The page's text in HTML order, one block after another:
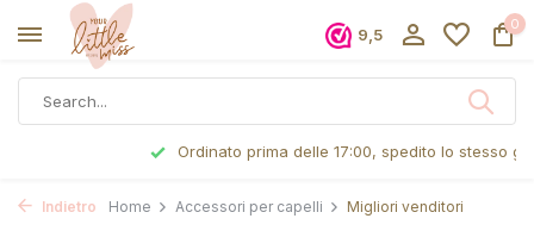
9,5
0
Ordinato prima delle 17:00, spedito lo stesso giorno
Indietro Home Accessori per capelli Migliori venditori